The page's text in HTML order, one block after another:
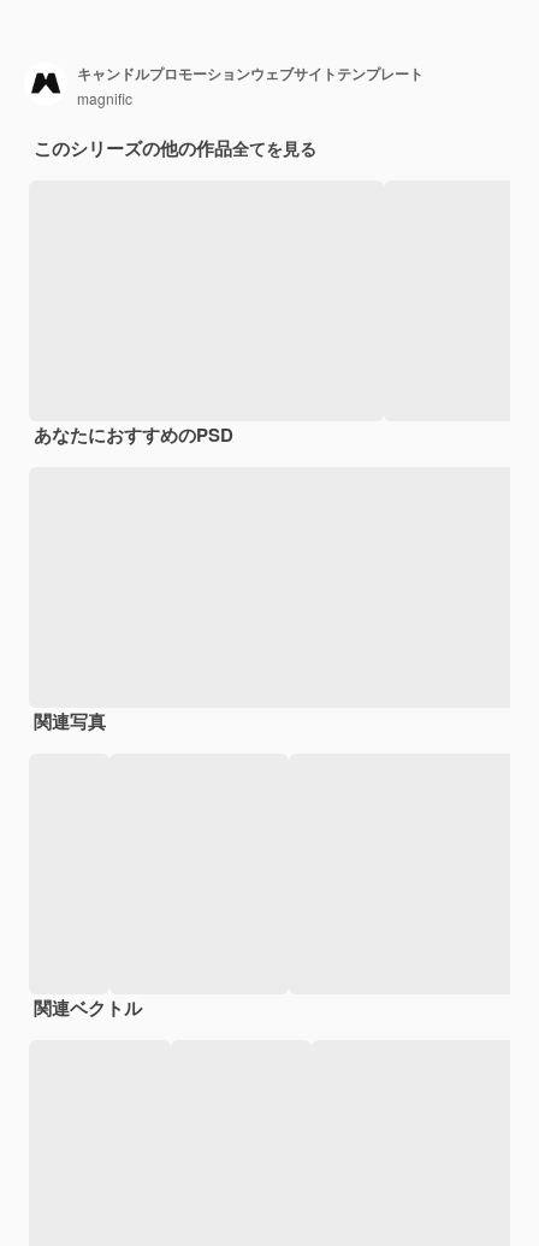
キャンドルプロモーションウェブサイトテンプレート
magnific
このシリーズの他の作品全てを見る
あなたにおすすめのPSD
関連写真
関連ベクトル